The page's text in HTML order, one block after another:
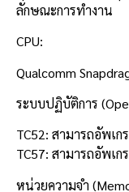
ลักษณะการทำงาน
CPU:
Qualcomm
ระบบปฏิบัติการ
TC52: สามารถอัพเ
TC57: สามารถอัพเ
หน่วยความจำ